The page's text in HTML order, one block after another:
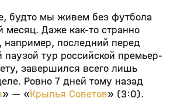
будто мы живем без футбола
месяц. Даже как-то странно
например, последний перед
паузой тур российской премьер-
завершился всего лишь
Ровно 7 дней тому назад
» — «Крылья Советов» (3:0).